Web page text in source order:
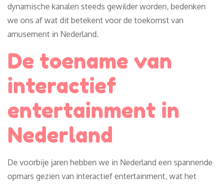
dynamische kanalen steeds gewilder worden, bedenken
we ons af wat dit betekent voor de toekomst van
amusement in Nederland.
De toename van
interactief
entertainment in
Nederland
De voorbije jaren hebben we in Nederland een spannende
opmars gezien van interactief entertainment, wat het